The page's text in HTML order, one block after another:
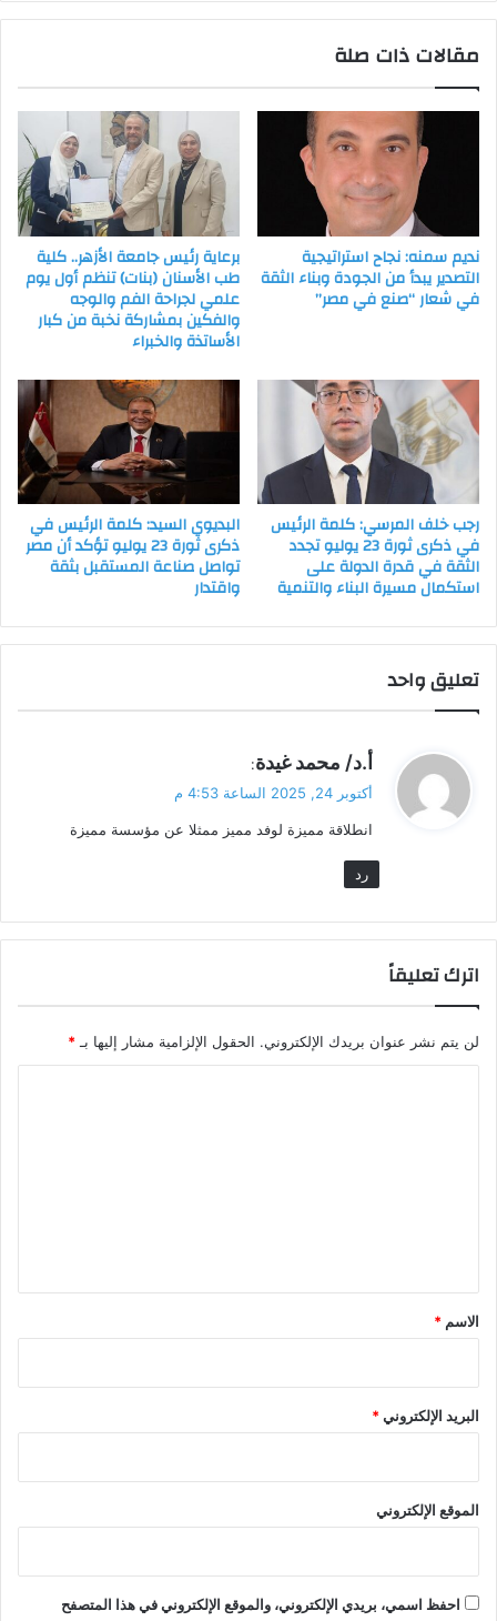
مقالات ذات صلة
نديم سمنه: نجاح استراتيجية
التصدير يبدأ من الجودة وبناء الثقة
في شعار “صنع في مصر”
برعاية رئيس جامعة الأزهر.. كلية
طب الأسنان (بنات) تنظم أول يوم
علمي لجراحة الفم والوجه
والفكين بمشاركة نخبة من كبار
الأساتذة والخبراء
رجب خلف المرسي: كلمة الرئيس
في ذكرى ثورة 23 يوليو تجدد
الثقة في قدرة الدولة على
استكمال مسيرة البناء والتنمية
البديوي السيد: كلمة الرئيس في
ذكرى ثورة 23 يوليو تؤكد أن مصر
تواصل صناعة المستقبل بثقة
واقتدار
تعليق واحد
ي
ق
ل
أ.د/ محمد غيدة:
أكتوبر 24, 2025 الساعة 4:53 م
انطلاقة مميزة لوفد مميز ممثلا عن مؤسسة مميزة
رد
اترك تعليقاً
لن يتم نشر عنوان بريدك الإلكتروني. الحقول الإلزامية مشار إليها بـ*
*
الاسم *
البريد الإلكتروني*
الموقع الإلكتروني
احفظ اسمي، بريدي الإلكتروني، والموقع الإلكتروني في هذا المتصفح